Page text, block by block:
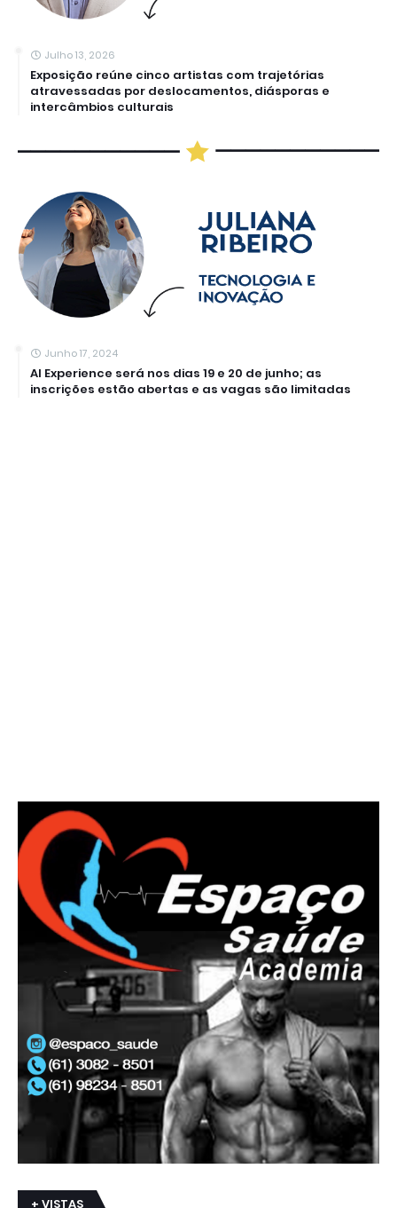
Julho 13, 2026
Exposição reúne cinco artistas com trajetórias
atravessadas por deslocamentos, diásporas e
intercâmbios culturais
Junho 17, 2024
AI Experience será nos dias 19 e 20 de junho; as
inscrições estão abertas e as vagas são limitadas
+ VISTAS